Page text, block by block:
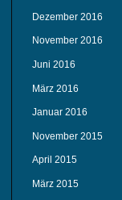
Dezember 2016
November 2016
Juni 2016
März 2016
Januar 2016
November 2015
April 2015
März 2015